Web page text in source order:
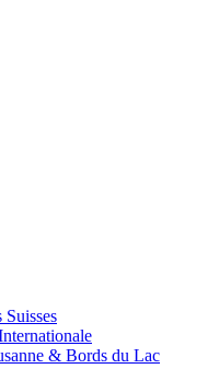
Suisses
& Bords du Lac